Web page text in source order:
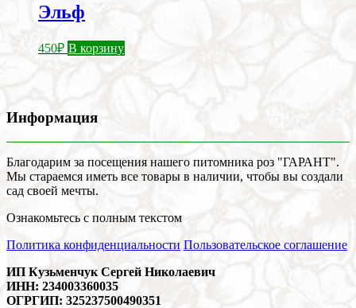
Эльф
450₽ В корзину
Информация
Благодарим за посещения нашего питомника роз "ГАРАНТ".
Мы стараемся иметь все товары в наличии, чтобы вы создали
сад своей мечты.
Ознакомьтесь с полным текстом
Политика конфиденциальности Пользовательское соглашение
ИП Кузьменчук Сергей Николаевич
ИНН: 234003360035
ОГРГИП: 325237500490351